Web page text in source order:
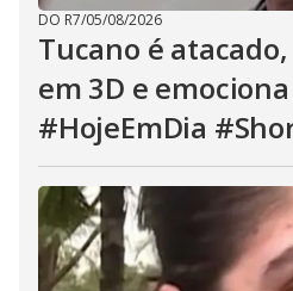
DO R7/05/08/2026
Tucano é
em 3D e
#HojeEmDia